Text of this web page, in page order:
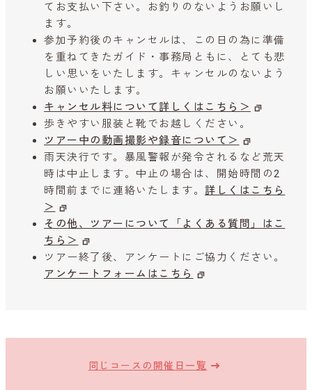
てお支払い下さい。お釣りのないようお願いし
ます。
参加予約後のキャンセルは、この日の為に準備
を重ねてきたガイド・事務局ともに、とても悲
しい思いをいたします。キャンセルのないよう
お願いいたします。
キャンセル料について詳しくはこちら＞
歩きやすい服装と靴でお越しください。
ツアー中の動画撮影や録音について＞
雨天決行です。暴風警報が発令されるなど荒天
時は中止します。中止の場合は、開始時間の2
時間前までに連絡いたします。 詳しくはこちら
＞
その他、ツアーについて「よくある質問」はこ
ちら＞
ツアー終了後、アンケートにご協力ください。
アンケートフォームはこちら
同じコースの開催日一覧